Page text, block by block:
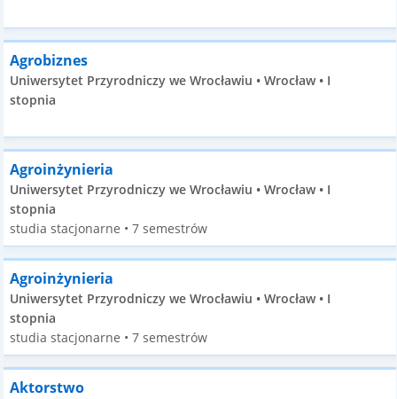
Agrobiznes
Uniwersytet Przyrodniczy we Wrocławiu • Wrocław • I
stopnia
Agroinżynieria
Uniwersytet Przyrodniczy we Wrocławiu • Wrocław • I
stopnia
studia stacjonarne • 7 semestrów
Agroinżynieria
Uniwersytet Przyrodniczy we Wrocławiu • Wrocław • I
stopnia
studia stacjonarne • 7 semestrów
Aktorstwo